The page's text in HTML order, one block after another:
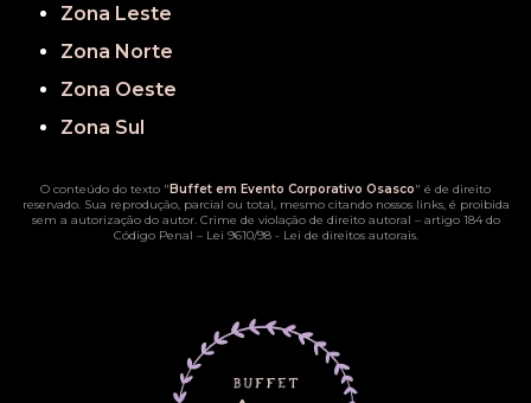
Zona Leste
Zona Norte
Zona Oeste
Zona Sul
O conteúdo do texto "Buffet em Evento Corporativo Osasco" é de direito
reservado. Sua reprodução, parcial ou total, mesmo citando nossos links, é proibida
sem a autorização do autor. Crime de violação de direito autoral – artigo 184 do
Código Penal – Lei 9610/98 - Lei de direitos autorais.